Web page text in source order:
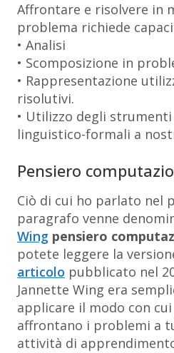
Affrontare e risolvere in
problema richiede
• Analisi
• Scomposizione in
• Rappresentazione
risolutivi.
• Utilizzo degli
linguistico-formali a
Pensiero
Ciò di cui ho parlato nel
paragrafo venne
Wing pensiero
potete leggere la
articolo pubblicato nel
Jannette Wing era
applicare il modo con
affrontano i problemi a
attività di